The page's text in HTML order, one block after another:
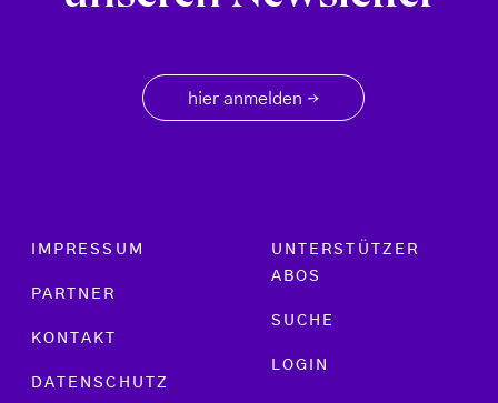
hier anmelden →
Footer menu
IMPRESSUM
PARTNER
KONTAKT
DATENSCHUTZ
UNTERSTÜTZER
ABOS
SUCHE
LOGIN